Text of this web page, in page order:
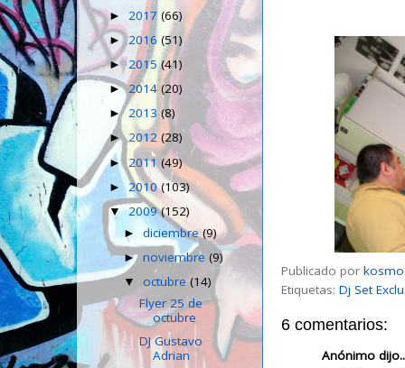
Publicado por
Etiquetas: Dj Set
6 comentarios:
Anónimo
► 2017 (66)
► 2016 (51)
►2015(41)
►2014 (20)
► 2013 (8)
►2012(28)
►2011 (49)
► 2010(103)
▼2009(152)
►diciembre(9)
►noviembre(9)
▼octubre(14)
Flyer 25 de
octubre
DJ Gustavo
Adrian